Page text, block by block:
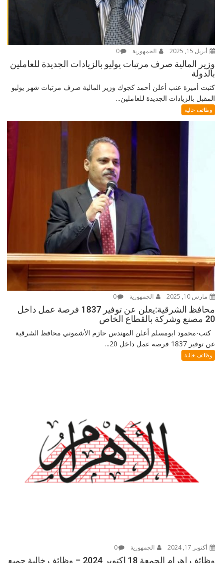
أبريل 15, 2025 الجمهورية 0
وزير المالية صرف مرتبات يوليو بالزيادات الجديدة للعاملين
بالدولة
كتبت أميرة عنب أعلن أحمد كجوك وزير المالية صرف مرتبات شهر يوليو
المقبل بالزيادات الجديدة للعاملين...
وظائف خالية
مارس 10, 2025 الجمهورية 0
محافظ الشرقية:يعلن عن توفير 1837 فرصة عمل داخل
20 مصنع وشركة بالقطاع الخاص
كتب-محمود ابومسلم أعلن المهندس حازم الأشموني محافظ الشرقية
عن توفير 1837 فرصه عمل داخل 20...
وظائف خالية
أكتوبر 17, 2024 الجمهورية 0
وظائف اهرام الجمعة 18 اكتوبر 2024 – وظائف خالية جميع